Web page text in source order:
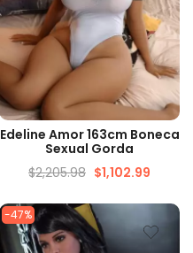
VISUALIZAÇÃO RÁPIDA
Edeline Amor 163cm Boneca
Sexual Gorda
$2,205.98 $1,102.99
-47%